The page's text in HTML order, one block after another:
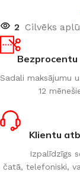
2 Cilvēks
Sadali maksājumu
12
Klientu
Izpalīdzīgs
čatā, telefoniski,